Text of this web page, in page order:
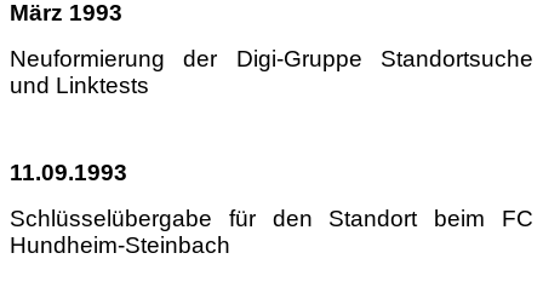
März 1993
Neuformierung der Digi-Gruppe Standortsuche
und Linktests
11.09.1993
Schlüsselübergabe für den Standort beim FC
Hundheim-Steinbach